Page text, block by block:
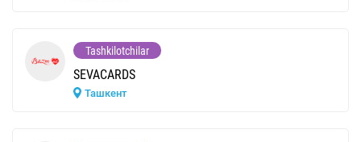
Tashkilotchilar
SEVACARDS
Ташкент